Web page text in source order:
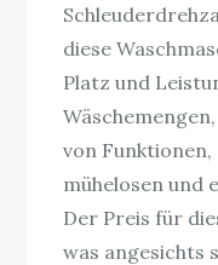
diese
Platz und
von Funktionen,
mühelosen und
Der Preis für
was angesichts